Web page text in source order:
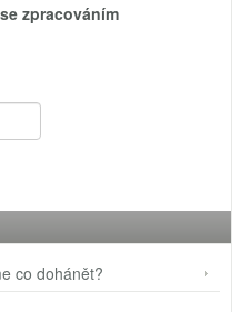
zpracováním
co dohánět?